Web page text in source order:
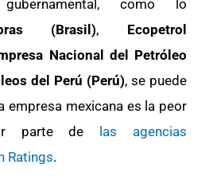
como lo
(Brasil), Ecopetrol
Nacional del Petróleo
del Perú (Perú), se puede
empresa mexicana es la peor
parte de las agencias
Ratings.